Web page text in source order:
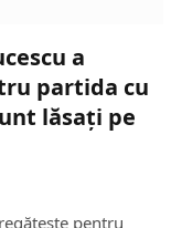
a
partida cu
lăsați pe
pentru